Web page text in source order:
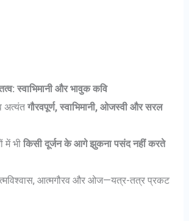
स्वाभिमानी और भावुक कवि
अत्यंतगौरवपूर्ण, स्वाभिमानी, ओजस्वी और सरल
में भीकिसी दूर्जन के आगे झुकना पसंद नहीं करते
आत्मगौरव और ओज—यत्र-तत्र प्रकट